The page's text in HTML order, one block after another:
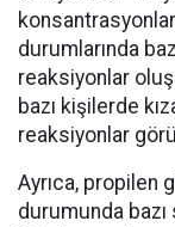
durumlarında
reaksiyonlar
bazı kişilerde
reaksiyonlar
Ayrıca, propilen
durumunda bazı